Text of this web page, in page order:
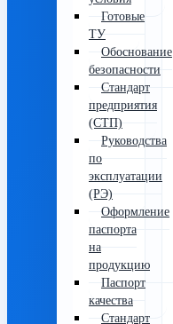
Готовые
ТУ
Обоснование
безопасности
Стандарт
предприятия
(СТП)
Руководства
по
эксплуатации
(РЭ)
Оформление
паспорта
на
продукцию
Паспорт
качества
Стандарт